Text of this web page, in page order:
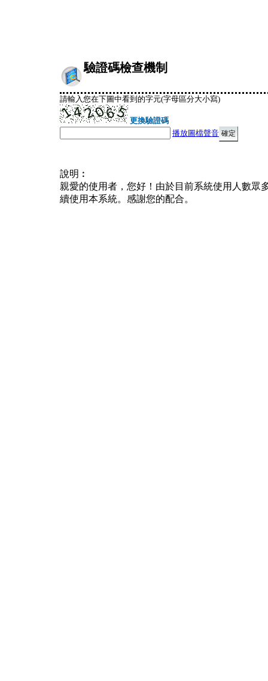
驗證碼檢查機制
請輸入您在下圖中看到的字元(字母區分大小寫)
更換驗證碼
播放圖檔聲音
說明︰
親愛的使用者，您好！由於目前系統使用人數眾
續使用本系統。感謝您的配合。